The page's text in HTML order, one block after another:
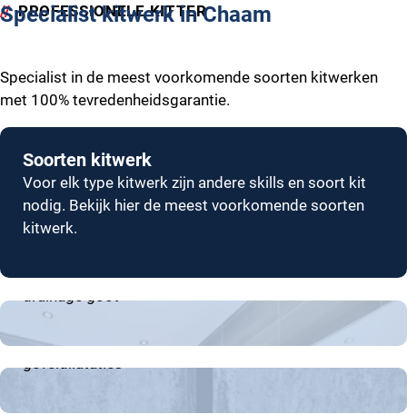
PROFESSIONELE KITTER
Specialist kitwerk in Chaam
Specialist in de meest voorkomende soorten kitwerken
met 100% tevredenheidsgarantie.
Soorten kitwerk
Voor elk type kitwerk zijn andere skills en soort kit
nodig. Bekijk hier de meest voorkomende soorten
kitwerk.
Badkamer en keuken
Dilatatievoeg
Kitwerk van betonaansluitingen, galerijvoegen en
geveldilataties
Brandwerend